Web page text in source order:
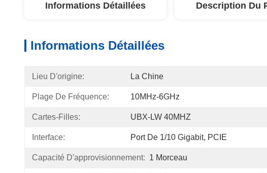
Informations Détaillées Description Du
Informations Détaillées
Lieu D'origine: La Chine
Plage De Fréquence: 10MHz-6GHz
Cartes-Filles: UBX-LW 40MHZ
Interface: Port De 1/10 Gigabit, PCIE
Capacité D'approvisionnement: 1 Morceau